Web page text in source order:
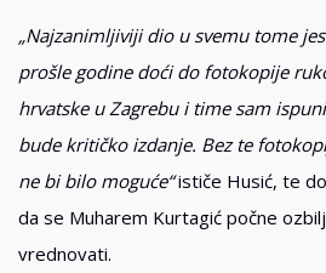
„Najzanimljiviji dio u svemu tome
prošle godine doći do fotokopije
hrvatske u Zagrebu i time sam
bude kritičko izdanje. Bez te
ne bi bilo moguće“ističe Husić, te
da se Muharem Kurtagić počne
vrednovati.